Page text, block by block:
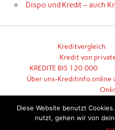
Dispo und Kredit – auch
Kreditvergleich
Kredit von
KREDITE BIS 120.000
Über uns-Kreditinfo.online
Diese Website benutzt
nutzt, gehen wir von